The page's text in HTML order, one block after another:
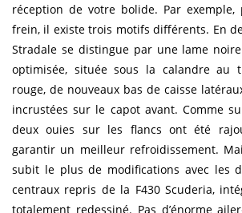
réception de votre bolide. Par
frein, il existe trois motifs différents. En
Stradale se distingue par une lame noire
optimisée, située sous la calandre au
rouge, de nouveaux bas de caisse
incrustées sur le capot avant. Comme
deux ouies sur les flancs ont été
garantir un meilleur refroidissement.
subit le plus de modifications avec les
centraux repris de la F430 Scuderia,
totalement redessiné. Pas d’énorme